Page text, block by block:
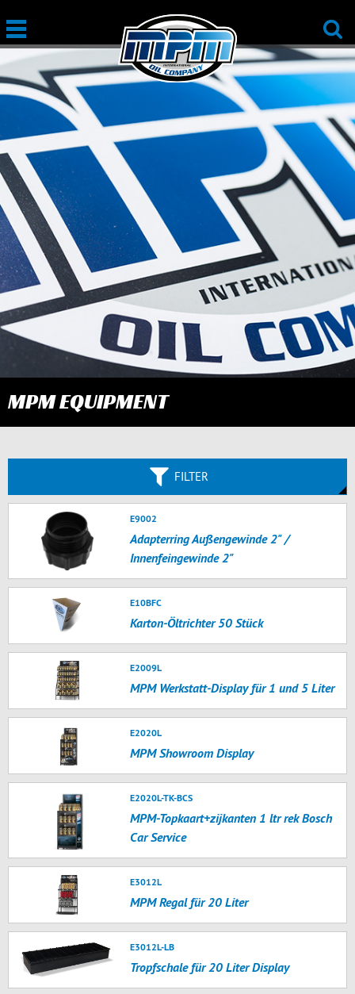
MPM EQUIPMENT
FILTER
E9002
Adapterring Außengewinde 2" /
Innenfeingewinde 2"
E10BFC
Karton-Öltrichter 50 Stück
E2009L
MPM Werkstatt-Display für 1 und 5 Liter
E2020L
MPM Showroom Display
E2020L-TK-BCS
MPM-Topkaart+zijkanten 1 ltr rek Bosch
Car Service
E3012L
MPM Regal für 20 Liter
E3012L-LB
Tropfschale für 20 Liter Display